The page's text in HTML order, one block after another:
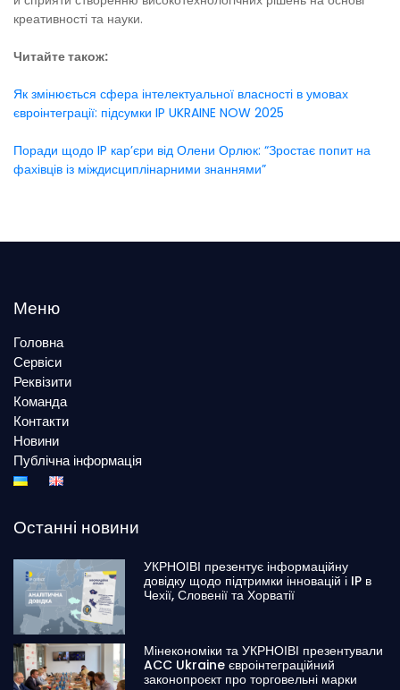
креативності та науки.
Читайте також:
Як змінюється сфера інтелектуальної власності в умовах
євроінтеграції: підсумки IP UKRAINE NOW 2025
Поради щодо IP кар’єри від Олени Орлюк: “Зростає попит на
фахівців із міждисциплінарними знаннями”
Меню
Головна
Сервіси
Реквізити
Команда
Контакти
Новини
Публічна інформація
Останні новини
УКРНОІВІ презентує інформаційну
довідку щодо підтримки інновацій і IP в
Чехії, Словенії та Хорватії
Мінекономіки та УКРНОІВІ презентували
ACC Ukraine євроінтеграційний
законопроєкт про торговельні марки